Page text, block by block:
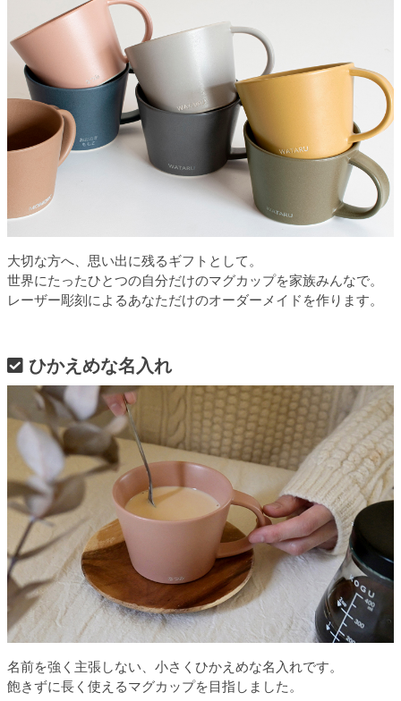
大切な方へ、思い出に残るギフトとして。
世界にたったひとつの自分だけのマグカップを家族みんなで。
レーザー彫刻によるあなただけのオーダーメイドを作ります。
ひかえめな名入れ
名前を強く主張しない、小さくひかえめな名入れです。
飽きずに長く使えるマグカップを目指しました。